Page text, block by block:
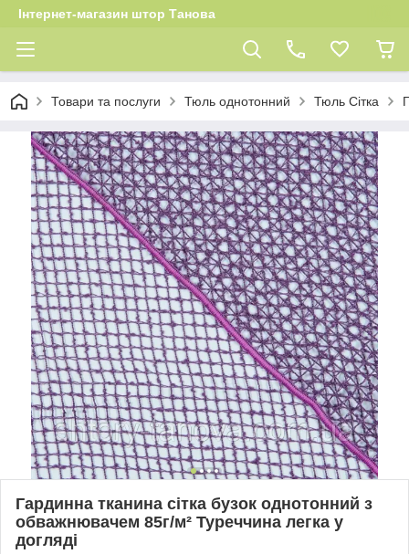
Інтернет-магазин штор Танова
Товари та послуги Тюль однотонний Тюль Сітка
Гардинна тканина сітка бузок однотонний з
обважнювачем 85г/м² Туреччина легка у
догляді